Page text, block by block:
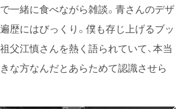
一緒に食べながら雑談。青さんのデザ
歴にはびっくり。僕も存じ上げるブッ
父江慎さんを熱く語られていて、本当
な方なんだとあらためて認識させら